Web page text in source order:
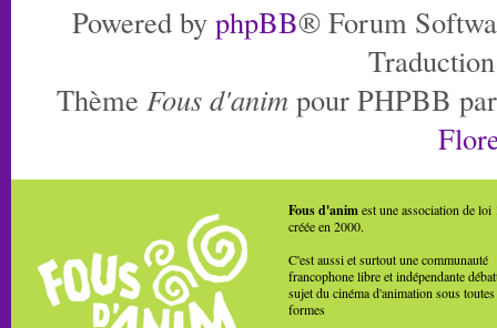
Powered by phpBB® Forum
Thème Fous d'anim pour PHPBB
Fous d'animest une association de loi
créée en 2000.
C'est aussi et surtout une communauté
francophone libre et indépendante
sujet du cinéma d'animation sous toutes
formes